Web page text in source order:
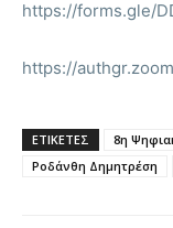
https://forms.gle/
https://
ΕΤΙΚΕΤΕΣ 8η
Ροδάνθη Δημητρέση